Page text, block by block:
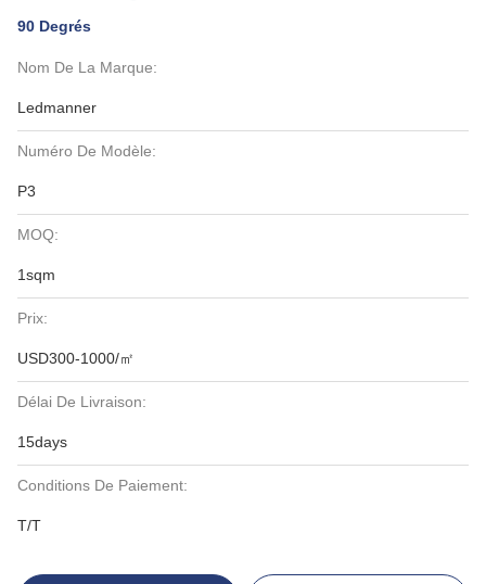
90 Degrés
Nom De La Marque:
Ledmanner
Numéro De Modèle:
P3
MOQ:
1sqm
Prix:
USD300-1000/㎡
Délai De Livraison:
15days
Conditions De Paiement:
T/T